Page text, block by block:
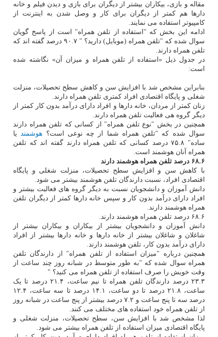
مقاله و بازی، بیکاران بیشتر از دیگران برای بازی و دیدن فیلم و خانه
دارها هم کمتر از دیگران برای کار و وصل شدن به اینترنت از
کامپیوتر استفاده می نمایند.
ادامه این بخش که "استفاده از تلفن همراه" است از پاسخ گویان
سوال شده که "تلفن همراه (موبایل) دارید؟ " ۹۰.۷ درصد گفته اند که
تلفن همراه دارند.
در جدول ذیل «استفاده از تلفن همراه و میزان آن» نگاشته شده
است:
بنابراین مشخص شد با افزایش سن و کاهش سطح تحصیلات، منزلت
شغلی و پایگاه اقتصادی افراد کمتری تلفن همراه دارند.
زنان کمتر از مردان، خانه دارها و افراد دارای درآمد بدون کار کمتر از
دیگر گروه هی فعالیت تلفن همراه دارند.
همچنین در بخش "نوع تلفن همراه" از کسانی که تلفن همراه دارند
سوال شده که "تلفن همراه شما از چه نوعی است؟ هوشمندیا
ساده" ۷۵.۸ درصد کسانی که تلفن همراه دارند گفته اند که تلفن
همراه آنان هوشمند است.
۶۸.۶ درصد تلفن همراه هوشمند دارند
با کاهش سن و افزایش سطح تحصیلات، منزلت شغلی و پایگاه
اقتصادی افراد، نسبت دارندگان تلفن هوشمند بیشتر می شود.
دانش آموزان و دانشجویان نسبت به دیگر گروه های فعالیت بیشتر و
افراد دارای درآمد بدون کار و سپس خانه دارها کمتر از دیگران تلفن
همراه هوشمند دارند.
۶۸.۶ درصد تلفن همراه هوشمند دارند.
دانش آموزان و دانشجویان بیشتر از بیکاران و بیکاران بیشتر از
شاغلان و شاغلان بیشتر از خانه دارها و خانه دارها بیشتر از افراد
دارای درآمد بدون کار، تلفن هوشمند دارند.
همچنین درباره "میزان استفاده از تلفن همراه" از دارندگان تلفن
همراه سوال شده که "به طور متوسط در شبانه روز چند ساعت از
وقت خویش را صرف استفاده از تلفن همراه می کنید؟ "
۲۳.۳ درصد دارندگان تلفن همراه تا نیم ساعت، ۲۱.۴ درصد تا یک
ساعت، ۲۱.۸ درصد تا دو ساعت، ۱۴.۱ درصد تا سه ساعت، ۱۲.۴
درصد سه تا پنج ساعت و ۷.۲ درصد بیشتر از پنج ساعت در شبانه روز
از تلفن همراه خود استفاده های مختلف می کنند.
لذا مشخص شد با افزایش سن، سطح تحصیلات، منزلت شغلی و
پایگاه اقتصادی میزان استفاده از تلفن همراه بیشتر می شود.